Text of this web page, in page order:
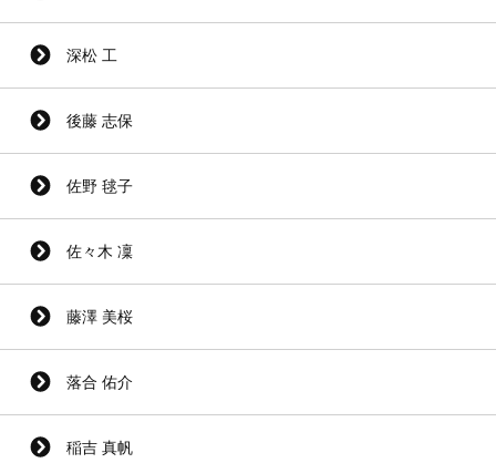
深松 工
後藤 志保
佐野 毬子
佐々木 凜
藤澤 美桜
落合 佑介
稲吉 真帆